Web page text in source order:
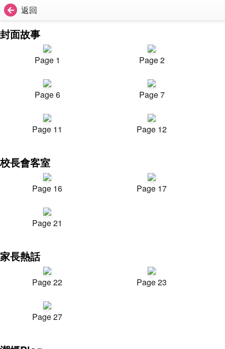
返回
封面故事
Page 1 Page 2
Page 6 Page 7
Page 11 Page 12
校長會客室
Page 16 Page 17
Page 21
家長熱話
Page 22 Page 23
Page 27